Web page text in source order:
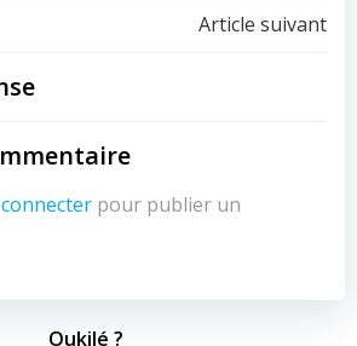
Navigation
l’article
Article suivant
pour publier un
Oukilé ?